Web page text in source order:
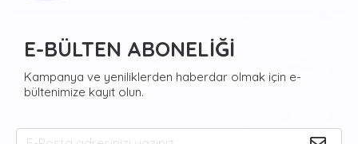
E-BÜLTEN ABONELİĞİ
Kampanya ve yeniliklerden haberdar olmak için e-
bültenimize kayıt olun.